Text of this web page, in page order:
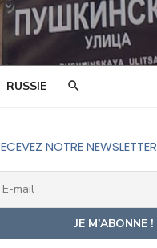
RUSSIE
NOTRE NEWSLETTER